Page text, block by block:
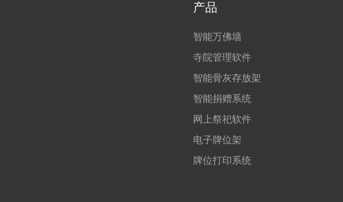
产品
智能万佛墙
寺院管理软件
智能骨灰存放架
智能捐赠系统
网上祭祀软件
电子牌位架
牌位打印系统